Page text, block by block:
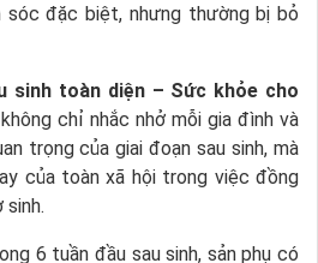
sóc đặc biệt, nhưng thường bị bỏ
sinh toàn diện – Sức khỏe cho
không chỉ nhắc nhở mỗi gia đình và
trọng của giai đoạn sau sinh, mà
của toàn xã hội trong việc đồng
sinh.
6 tuần đầu sau sinh, sản phụ có